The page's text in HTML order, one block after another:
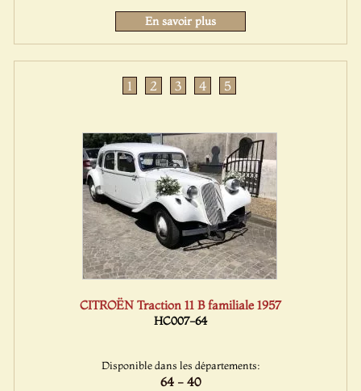
En savoir plus
1 2 3 4 5
CITROËN Traction 11 B familiale 1957
HC007-64
Disponible dans les départements:
64 - 40